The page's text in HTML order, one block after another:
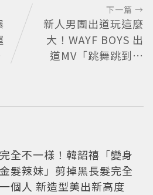
下一篇 →
新人男團出道玩這麼
大！WAYF BOYS 出
道MV「跳舞跳到集
全不一樣！韓韶禧「變身
髮辣妹」剪掉黑長髮完全
個人 新造型美出新高度